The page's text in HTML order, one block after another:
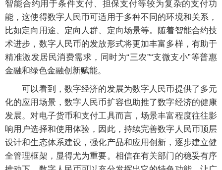
智能合约用于条件支付、担保支付等较为复杂的支付功
能，这使得数字人民币可适用于多种不同的环境和关系，
比如定向用途、定向人群、定向场景等。随着智能合约技
术进步，数字人民币的发放形式将更加丰富多样，有助于
精准激发居民消费需求，同时为“三农”“支微支小”等普惠
金融和绿色金融创新赋能。
可以看到，数字经济的发展为数字人民币提供了多元
化的应用场景，数字人民币扩容也助推了数字经济的健康
发展。对电子货币和支付工具而言，场景丰富程度往往影
响用户选择和使用体验，因此，持续完善数字人民币顶层
设计和生态体系建设，强化产品和应用创新，逐步建立健
全管理框架，显得尤为重要。相信在有关部门的稳妥有序